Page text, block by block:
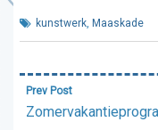
kunstwerk, Maaskade
Bericht
navigatie
Prev Post